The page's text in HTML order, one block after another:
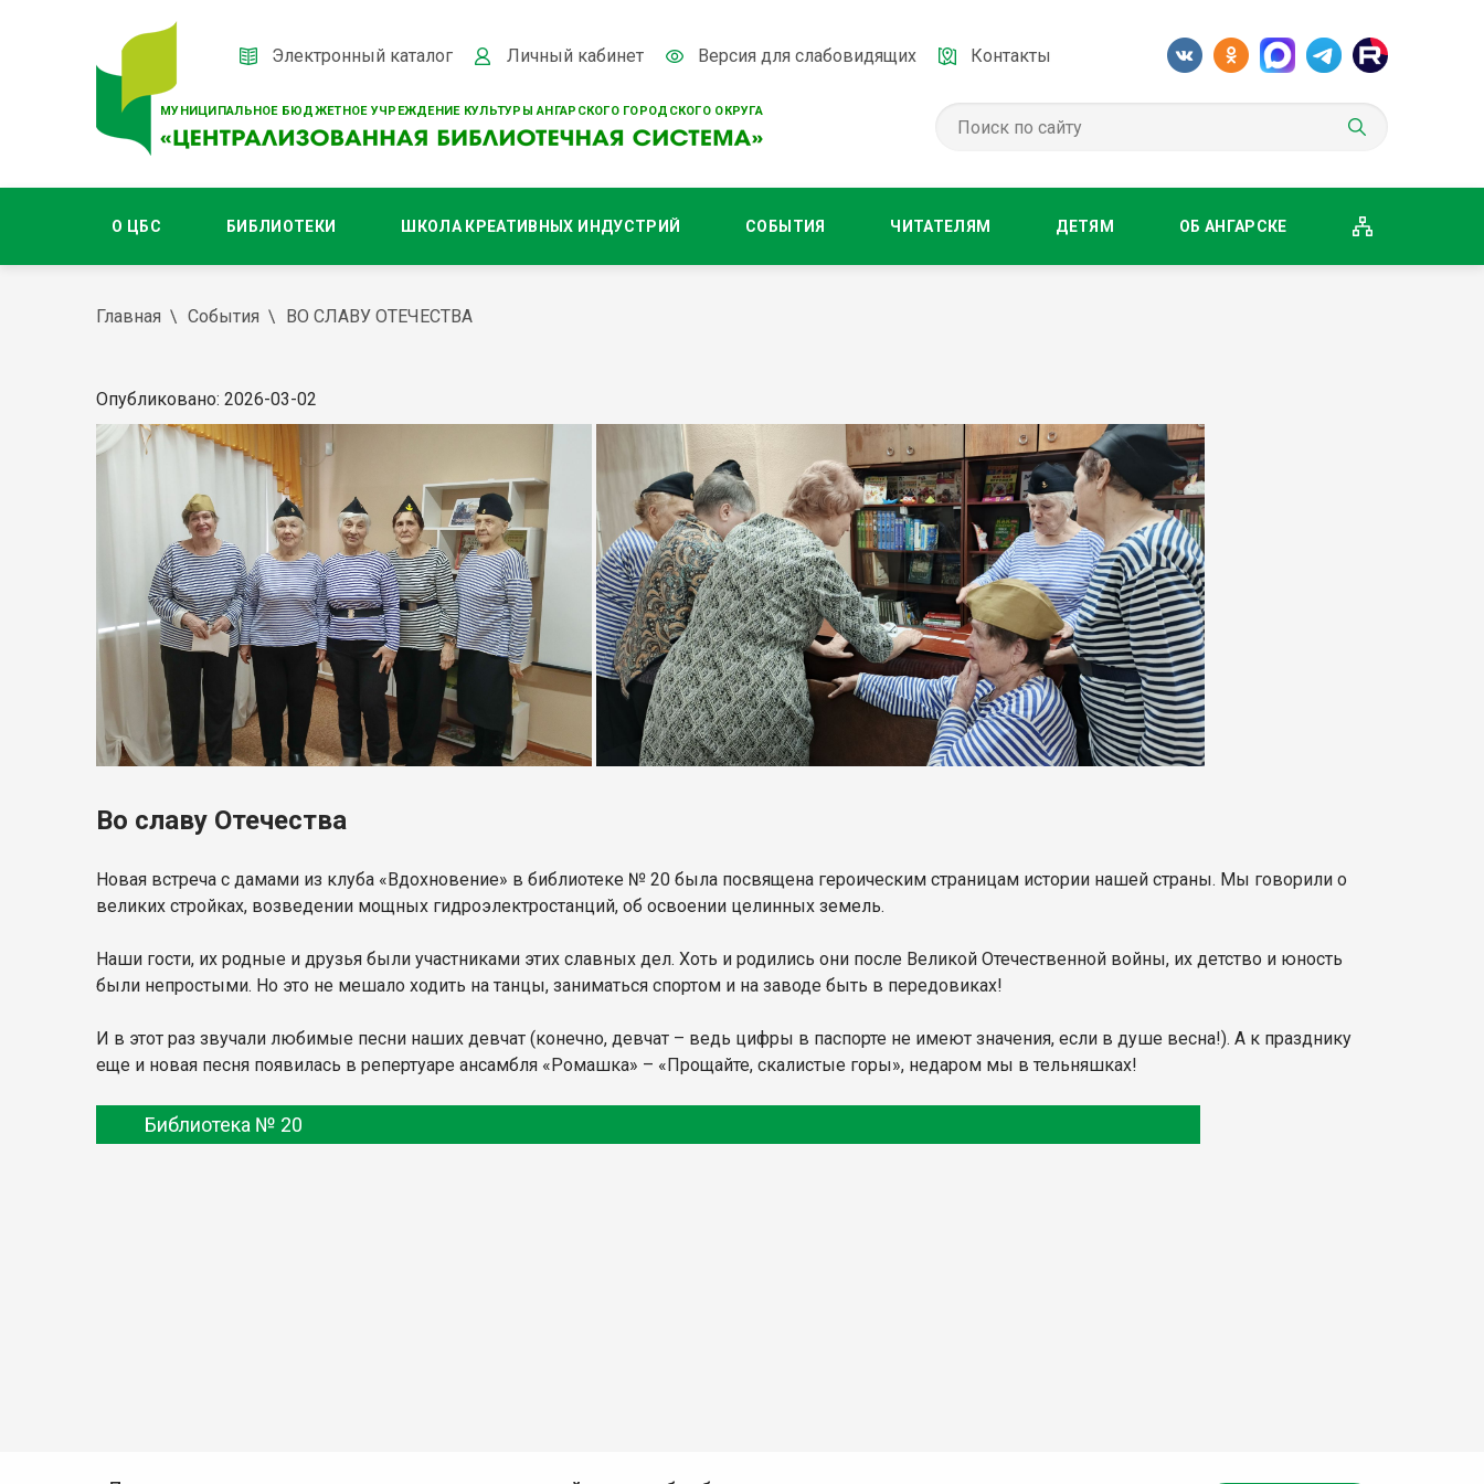
МУНИЦИПАЛЬНОЕ БЮДЖЕТНОЕ УЧРЕЖДЕНИЕ КУЛЬТУРЫ АНГАРСКОГО ГОРОДСКОГО ОКРУГА
Электронный каталог Личный кабинет Версия для слабовидящих Контакты
О ЦБС БИБЛИОТЕКИ ШКОЛА КРЕАТИВНЫХ ИНДУСТРИЙ СОБЫТИЯ ЧИТАТЕЛЯМ ДЕТЯМ ОБ АНГАРСКЕ
Главная События ВО СЛАВУ ОТЕЧЕСТВА
Опубликовано: 2026-03-02
Во славу Отечества
Новая встреча с дамами из клуба «Вдохновение» в библиотеке № 20 была посвящена героическим страницам истории нашей страны. Мы говорили о
великих стройках, возведении мощных гидроэлектростанций, об освоении целинных земель.
Наши гости, их родные и друзья были участниками этих славных дел. Хоть и родились они после Великой Отечественной войны, их детство и юность
были непростыми. Но это не мешало ходить на танцы, заниматься спортом и на заводе быть в передовиках!
И в этот раз звучали любимые песни наших девчат (конечно, девчат – ведь цифры в паспорте не имеют значения, если в душе весна!). А к празднику
еще и новая песня появилась в репертуаре ансамбля «Ромашка» – «Прощайте, скалистые горы», недаром мы в тельняшках!
Библиотека № 20